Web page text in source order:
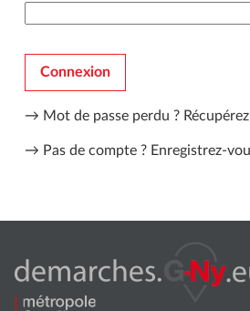
Connexion
→ Mot de passe perdu ?
→ Pas de compte ? Enregistrez-